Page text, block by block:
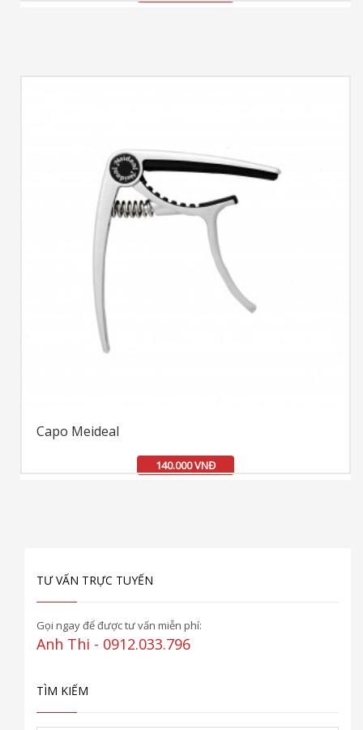
Capo Meideal
140.000 VNĐ
TƯ VẤN TRỰC TUYẾN
Gọi ngay để được tư vấn miễn phí:
Anh Thi - 0912.033.796
TÌM KIẾM